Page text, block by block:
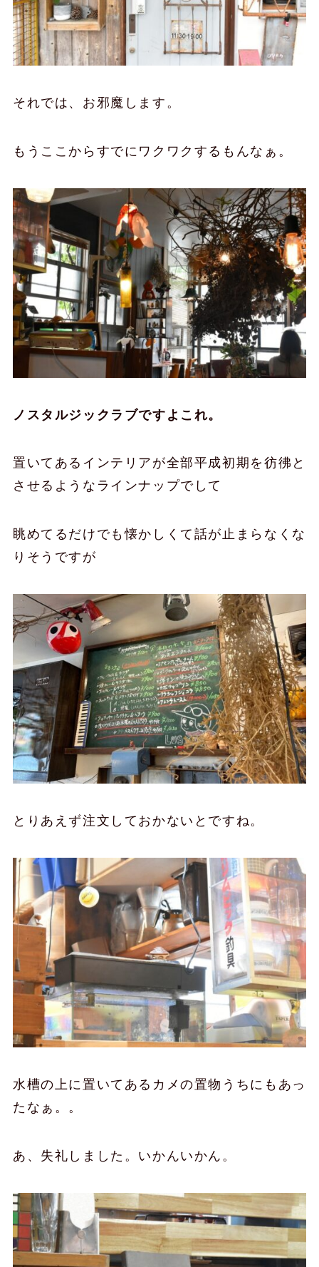
それでは、お邪魔します。
もうここからすでにワクワクするもんなぁ。
ノスタルジックラブですよこれ。
置いてあるインテリアが全部平成初期を彷彿と
させるようなラインナップでして
眺めてるだけでも懐かしくて話が止まらなくな
りそうですが
とりあえず注文しておかないとですね。
水槽の上に置いてあるカメの置物うちにもあっ
たなぁ。。
あ、失礼しました。いかんいかん。